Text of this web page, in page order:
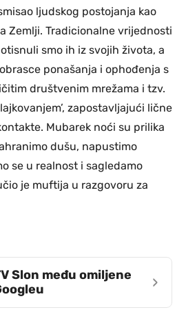
ljudskog postojanja kao
Zemlji. Tradicionalne vrijednosti
smo ih iz svojih života, a
ponašanja i ophođenja s
društvenim mrežama i tzv.
zapostavljajući lične
Mubarek noći su prilika
dušu, napustimo
se u realnost i sagledamo
je muftija u razgovoru za
Slon među omiljene
›